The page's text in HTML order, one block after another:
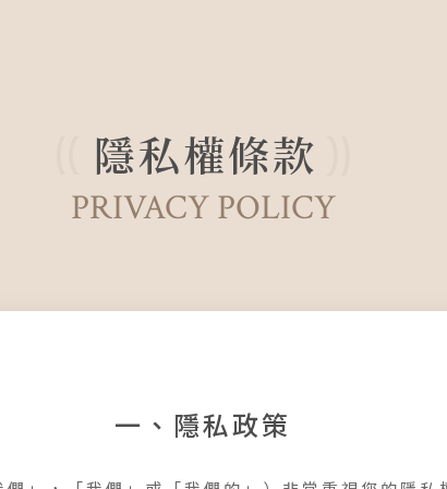
隱私權條款
PRIVACY POLICY
一、隱私政策